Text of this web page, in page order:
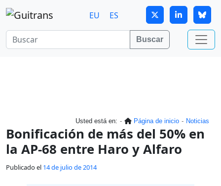
Continuar al contenido principal
EU
ES
Buscar
Usted está en: Página de inicio Noticias
Bonificación de más del 50% en
la AP-68 entre Haro y Alfaro
Publicado el 14 de julio de 2014